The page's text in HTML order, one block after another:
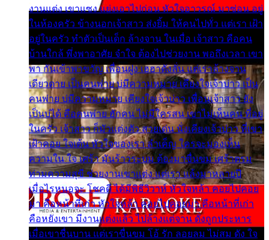
งานแต่ง เขาแซง แย่งเอาไปก่อน หัวใจอาวรณ์ มาซ่อน อยู่
ในห้องครัว ข้างนอกเจ้าสาว ส่งยิ้ม ให้คนไปทั่ว แต่เรา เฝ้า
อยู่ในครัว ทำตัวเป็นเด็ก ล้างจาน ในเมื่อ เจ้าสาว คือคน
บ้านใกล้ พึ่งพาอาศัย จำใจ ต้องไปช่วยงาน พอถึงเวลา เขา
พา กันเข้าพาขวัญ เพื่อนฝูง เฮฮาดังลั่น แต่เราล้างจาน
เดียวดาย เป็นคนพ่าย บ่มีความหมาย เคียงใจเจ้าบ่าว เป็น
คนพ่าย บ่มีความหมาย เคียงใจเจ้าบ่าว เพื่อนเจ้าสาว ยัง
เป็นบ่ได้ คือคนพ่าย ฮักคน ไม่มีใครสน เขาไม่เห็นคน ที่อยู่
ในครัว เจ้าสาว ก็มัวแต่งตัว สวยเด่น นั่งเคียงเจ้าบ่าว ที่เขา
เฝ้าคอย ใจเต้น หัวใจของเรา ลำเค็ญ ใครจะมองเห็น
ความใน ใจ เศร้า มันร้าวระบม ต้องมาขื่นขม เศร้าตรม
ท่ามความสุขี ช่วยงานเขาแต่ง แต่เรา แล้งมาหลายปี
เมื่อไรหนอจะ โชคดี ได้มีพิธีวิวาห์ หัวใจหล้า คอยไปคอย
มา คือหน้าที่เก่า หัวใจหล้า คอยไปคอยมา คือหน้าที่เก่า
คือหยังเขา มีงานแต่งแล้ว ไปล้างแต่จาน ดั่งถูกประหาร
เมื่อเขาชื่นบาน แต่เราขื่นขม โอ้ รัก ลอยลม ไม่สม ดัง ใจ